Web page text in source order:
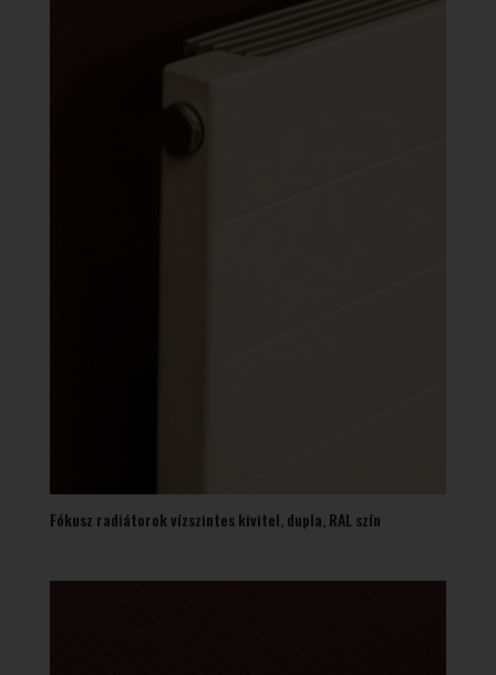
Fókusz radiátorok vízszintes kivitel, dupla, RAL szín